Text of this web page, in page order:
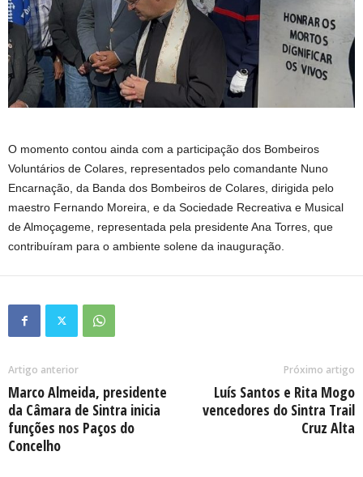
O momento contou ainda com a participação dos Bombeiros
Voluntários de Colares, representados pelo comandante Nuno
Encarnação, da Banda dos Bombeiros de Colares, dirigida pelo
maestro Fernando Moreira, e da Sociedade Recreativa e Musical
de Almoçageme, representada pela presidente Ana Torres, que
contribuíram para o ambiente solene da inauguração.
Artigo anterior
Marco Almeida, presidente
da Câmara de Sintra inicia
funções nos Paços do
Concelho
Próximo artigo
Luís Santos e Rita Mogo
vencedores do Sintra Trail
Cruz Alta